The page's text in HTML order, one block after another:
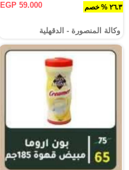
٢٦.٣ % خصم EGP 59.000
وكالة المنصورة - الدقهلية‎